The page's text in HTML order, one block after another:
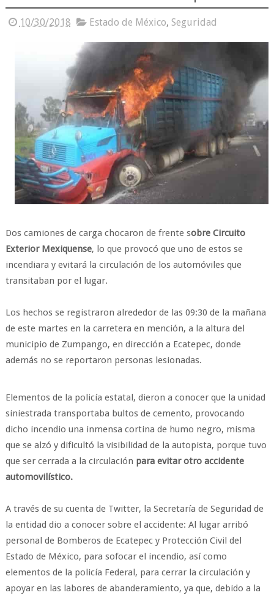
10/30/2018 Estado de México, Seguridad
Dos camiones de carga chocaron de frente sobre Circuito
Exterior Mexiquense, lo que provocó que uno de estos se
incendiara y evitará la circulación de los automóviles que
transitaban por el lugar.
Los hechos se registraron alrededor de las 09:30 de la mañana
de este martes en la carretera en mención, a la altura del
municipio de Zumpango, en dirección a Ecatepec, donde
además no se reportaron personas lesionadas.
Elementos de la policía estatal, dieron a conocer que la unidad
siniestrada transportaba bultos de cemento, provocando
dicho incendio una inmensa cortina de humo negro, misma
que se alzó y dificultó la visibilidad de la autopista, porque tuvo
que ser cerrada a la circulación para evitar otro accidente
automovilístico.
A través de su cuenta de Twitter, la Secretaría de Seguridad de
la entidad dio a conocer sobre el accidente: Al lugar arribó
personal de Bomberos de Ecatepec y Protección Civil del
Estado de México, para sofocar el incendio, así como
elementos de la policía Federal, para cerrar la circulación y
apoyar en las labores de abanderamiento, ya que, debido a la